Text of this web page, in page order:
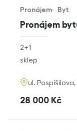
Pronájem
Typ nabídky
Pronájem
Typ nemovitosti
Byt
rozměry
2+1
funkce
sklep
adresa
ul. Pospíšilova,
cena
28 000 Kč